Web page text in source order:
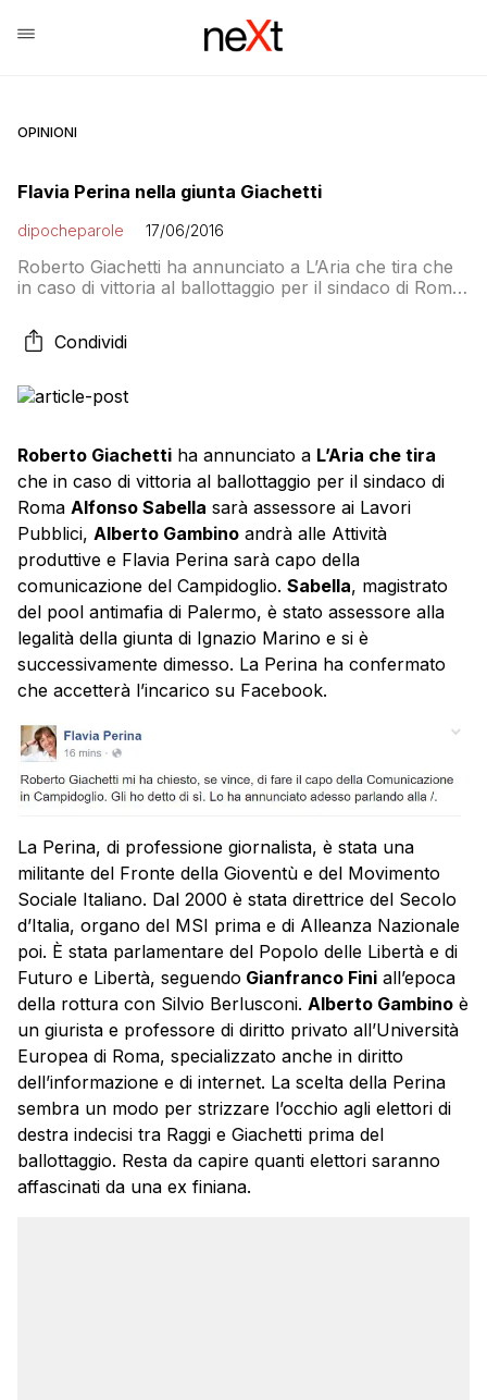
OPINIONI
Flavia Perina nella giunta Giachetti
dipocheparole 17/06/2016
Roberto Giachetti ha annunciato a L’Aria che tira che
in caso di vittoria al ballottaggio per il sindaco di Roma
Alberto Gambino andrà alle Attività produttive e Flavia
Perina sarà capo della comunicazione del
Palermo, è stato assessore alla legalità della […]
Condividi
Roberto Giachetti ha annunciato a L’Aria che tira
che in caso di vittoria al ballottaggio per il sindaco di
Roma Alfonso Sabella sarà assessore ai Lavori
Pubblici, Alberto Gambino andrà alle Attività
produttive e Flavia Perina sarà capo della
comunicazione del Campidoglio. Sabella, magistrato
del pool antimafia di Palermo, è stato assessore alla
legalità della giunta di Ignazio Marino e si è
successivamente dimesso. La Perina ha confermato
che accetterà l’incarico su Facebook.
La Perina, di professione giornalista, è stata una
militante del Fronte della Gioventù e del Movimento
Sociale Italiano. Dal 2000 è stata direttrice del Secolo
d’Italia, organo del MSI prima e di Alleanza Nazionale
poi. È stata parlamentare del Popolo delle Libertà e di
Futuro e Libertà, seguendo Gianfranco Fini all’epoca
della rottura con Silvio Berlusconi. Alberto Gambino è
un giurista e professore di diritto privato all’Università
Europea di Roma, specializzato anche in diritto
dell’informazione e di internet. La scelta della Perina
sembra un modo per strizzare l’occhio agli elettori di
destra indecisi tra Raggi e Giachetti prima del
ballottaggio. Resta da capire quanti elettori saranno
affascinati da una ex finiana.